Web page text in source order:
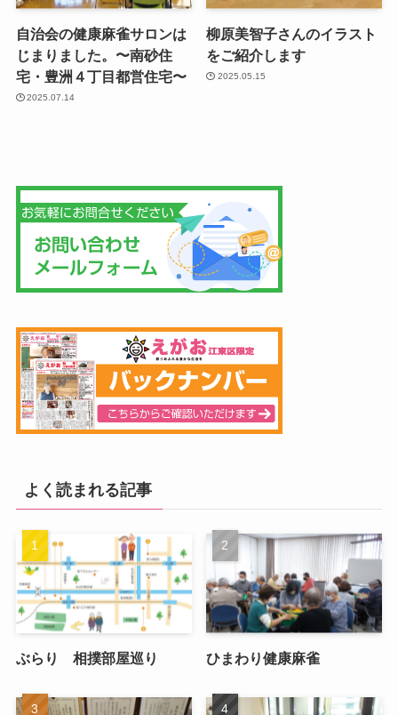
自治会の健康麻雀サロンは
じまりました。〜南砂住
宅・豊洲４丁目都営住宅〜
2025.07.14
柳原美智子さんのイラスト
をご紹介します
2025.05.15
よく読まれる記事
ぶらり 相撲部屋巡り ひまわり健康麻雀